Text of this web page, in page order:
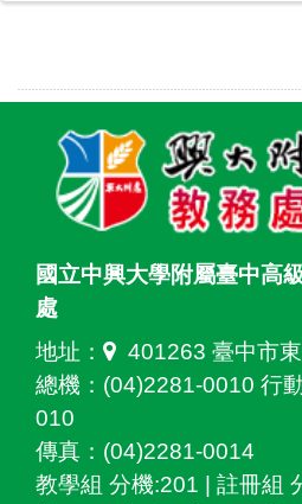
國立中興大學附屬臺中高
處
地址：
401263 臺中市
總機：(04)2281-0010 行
010
傳真：(04)2281-0014
教學組 分機:201 | 註冊組